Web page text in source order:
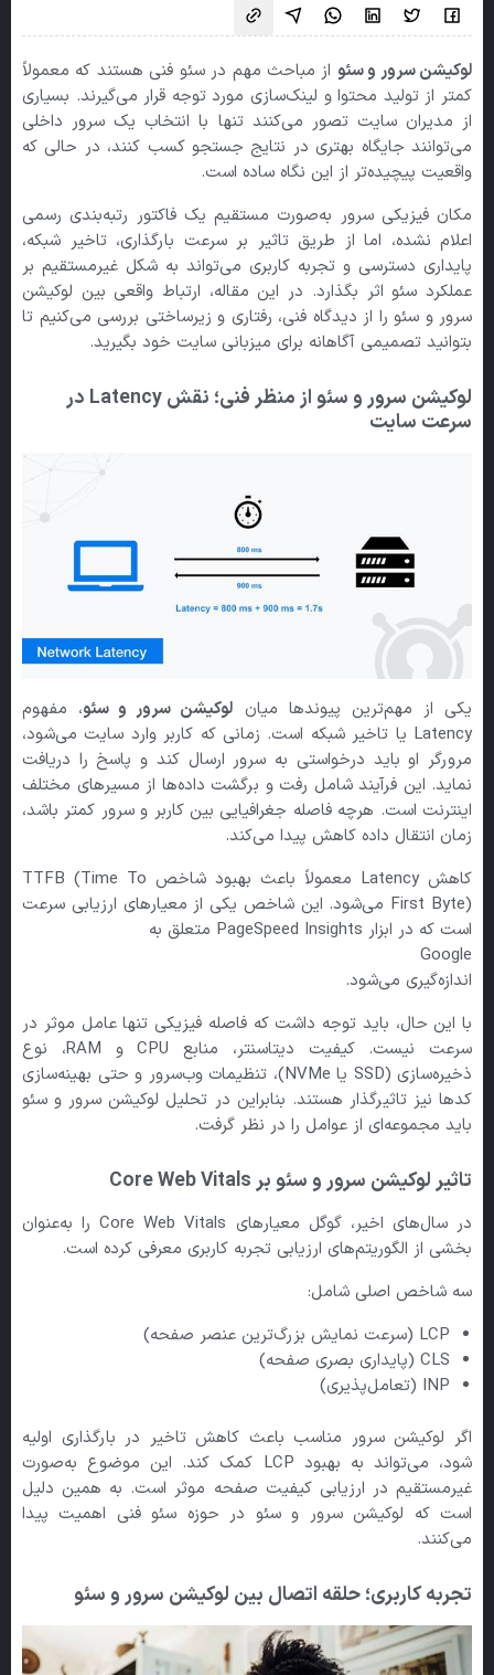
لوکیشن سرور و سئو از مباحث مهم در سئو فنی هستند که معمولاً
کمتر از تولید محتوا و لینک‌سازی مورد توجه قرار می‌گیرند. بسیاری
از مدیران سایت تصور می‌کنند تنها با انتخاب یک سرور داخلی
می‌توانند جایگاه بهتری در نتایج جستجو کسب کنند، در حالی که
واقعیت پیچیده‌تر از این نگاه ساده است.
مکان فیزیکی سرور به‌صورت مستقیم یک فاکتور رتبه‌بندی رسمی
اعلام نشده، اما از طریق تاثیر بر سرعت بارگذاری، تاخیر شبکه،
پایداری دسترسی و تجربه کاربری می‌تواند به شکل غیرمستقیم بر
عملکرد سئو اثر بگذارد. در این مقاله، ارتباط واقعی بین لوکیشن
سرور و سئو را از دیدگاه فنی، رفتاری و زیرساختی بررسی می‌کنیم تا
بتوانید تصمیمی آگاهانه برای میزبانی سایت خود بگیرید.
لوکیشن سرور و سئو از منظر فنی؛ نقش Latency
در
سرعت سایت
یکی از مهم‌ترین پیوندها میان لوکیشن سرور و سئو، مفهوم
Latency یا تاخیر شبکه است. زمانی که کاربر وارد سایت می‌شود،
مرورگر او باید درخواستی به سرور ارسال کند و پاسخ را دریافت
نماید. این فرآیند شامل رفت و برگشت داده‌ها از مسیرهای مختلف
اینترنت است. هرچه فاصله جغرافیایی بین کاربر و سرور کمتر باشد،
زمان انتقال داده کاهش پیدا می‌کند.
کاهش Latency معمولاً باعث بهبود شاخص TTFB (Time To
First Byte) می‌شود. این شاخص یکی از معیارهای ارزیابی سرعت
است که در ابزار PageSpeed Insights متعلق به
Google
اندازه‌گیری می‌شود.
با این حال، باید توجه داشت که فاصله فیزیکی تنها عامل موثر در
سرعت نیست. کیفیت دیتاسنتر، منابع CPU و RAM، نوع
ذخیره‌سازی (SSD یا NVMe)، تنظیمات وب‌سرور و حتی بهینه‌سازی
کدها نیز تاثیرگذار هستند. بنابراین در تحلیل لوکیشن سرور و سئو
باید مجموعه‌ای از عوامل را در نظر گرفت.
تاثیر لوکیشن سرور و سئو بر Core Web Vitals
در سال‌های اخیر، گوگل معیارهای Core Web Vitals را به‌عنوان
بخشی از الگوریتم‌های ارزیابی تجربه کاربری معرفی کرده است.
سه شاخص اصلی شامل:
LCP (سرعت نمایش بزرگ‌ترین عنصر صفحه)
CLS (پایداری بصری صفحه)
INP (تعامل‌پذیری)
اگر لوکیشن سرور مناسب باعث کاهش تاخیر در بارگذاری اولیه
شود، می‌تواند به بهبود LCP کمک کند. این موضوع به‌صورت
غیرمستقیم در ارزیابی کیفیت صفحه موثر است. به همین دلیل
است که لوکیشن سرور و سئو در حوزه سئو فنی اهمیت پیدا
می‌کنند.
تجربه کاربری؛ حلقه اتصال بین لوکیشن سرور و سئو